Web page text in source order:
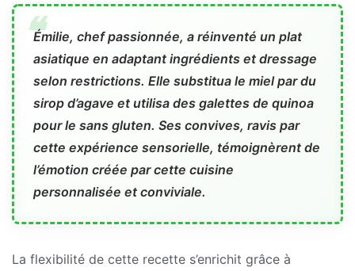
Émilie, chef passionnée, a réinventé un plat
asiatique en adaptant ingrédients et dressage
selon restrictions. Elle substitua le miel par du
sirop d’agave et utilisa des galettes de quinoa
pour le sans gluten. Ses convives, ravis par
cette expérience sensorielle, témoignèrent de
l’émotion créée par cette cuisine
personnalisée et conviviale.
La flexibilité de cette recette s’enrichit grâce à